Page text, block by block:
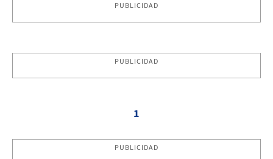
PUBLICIDAD
PUBLICIDAD
1
PUBLICIDAD